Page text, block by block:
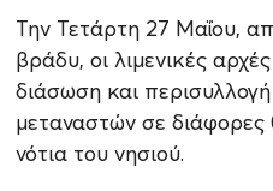
Την Τετάρτη 27 Μαΐου,
βράδυ, οι λιμενικές
διάσωση και
μεταναστών σε διάφορες
νότια του νησιού.